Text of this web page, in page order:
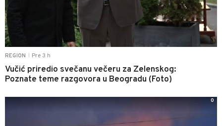
REGION Pre 3 h
Vučić priredio svečanu večeru za Zelenskog:
Poznate teme razgovora u Beogradu (Foto)
0